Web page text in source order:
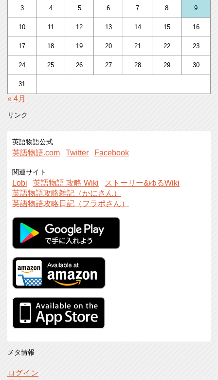
3 4 5 6 7 8 9
10 11 12 13 14 15 16
17 18 19 20 21 22 23
24 25 26 27 28 29 30
31
« 4月
リンク
英語物語公式
英語物語.com Twitter Facebook
関連サイト
Lobi 英語物語 攻略 Wiki
ストーリー&ゆるWiki
英語物語攻略雑記（かにさん）
英語物語攻略日記（フラポさん）
メタ情報
ログイン